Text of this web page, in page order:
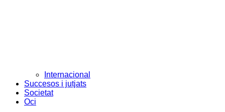
Internacional
Succesos i jutjats
Societat
Oci